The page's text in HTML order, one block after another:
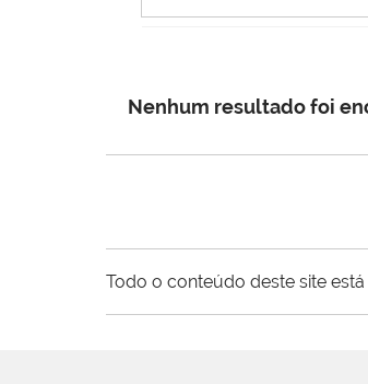
Nenhum resultado foi
Todo o conteúdo deste site